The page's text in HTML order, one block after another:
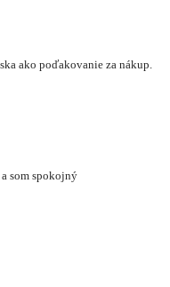
ako poďakovanie za nákup.
som spokojný